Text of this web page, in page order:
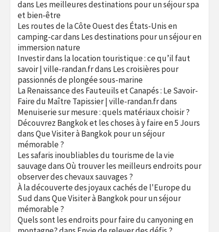
dans Les meilleures destinations pour un séjour spa
et bien-être
Les routes de la Côte Ouest des États-Unis en
camping-cardans Les destinations pour un séjour en
immersion nature
Investir dans la location touristique : ce qu’il faut
savoir | ville-randan.frdans Les croisières pour
passionnés de plongée sous-marine
La Renaissance des Fauteuils et Canapés : Le Savoir-
Faire du Maître Tapissier | ville-randan.frdans
Menuiserie sur mesure : quels matériaux choisir ?
Découvrez Bangkok et les choses à y faire en 5 Jours
dansQue Visiter à Bangkok pour un séjour
mémorable ?
Les safaris inoubliables du tourisme de la vie
sauvagedansOù trouver les meilleurs endroits pour
observer des chevaux sauvages ?
À la découverte des joyaux cachés de l'Europe du
SuddansQue Visiter à Bangkok pour un séjour
mémorable ?
Quels sont les endroits pour faire du canyoning en